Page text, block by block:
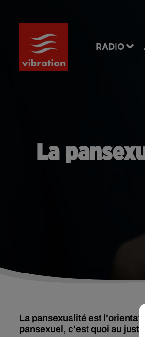
RADIO
La
La pansexualité est
pansexuel, c'est quoi au juste